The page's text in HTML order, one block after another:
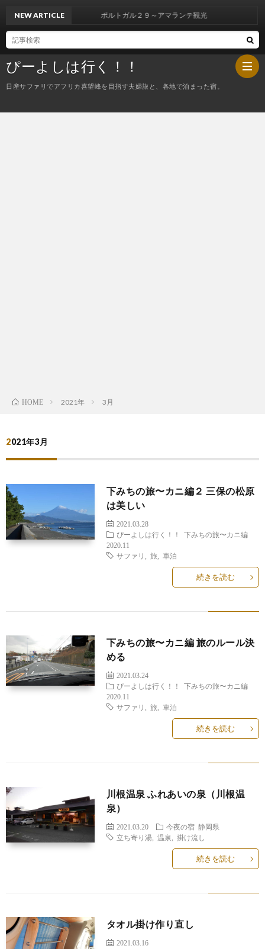
ぴーよしは行く！！
日産サファリでアフリカ喜望峰を目指す夫婦旅と、各地で泊まった宿。
NEW ARTICLE ポルトガル２９～アマランテ観光
HOME 2021年 3月
2021年3月
下みちの旅〜カニ編２ 三保の松原
は美しい
2021.03.28
ぴーよしは行く！！
下みちの旅〜カニ編
2020.11
サファリ
旅 車泊
続きを読む
下みちの旅〜カニ編 旅のルール決
める
2021.03.24
ぴーよしは行く！！
下みちの旅〜カニ編
2020.11
サファリ
旅 車泊
続きを読む
川根温泉 ふれあいの泉（川根温
泉）
2021.03.20 今夜の宿 静岡県
立ち寄り湯, 温泉 掛け流し
続きを読む
タオル掛け作り直し
2021.03.16